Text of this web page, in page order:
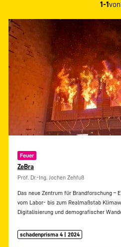
1-1von
Feuer
ZeBra
Prof. Dr.-Ing. Jochen Zehfuß
Das neue Zentrum für Brandforschung –
vom Labor- bis zum Realmaßstab
Digitalisierung und demografischer
schadenprisma 4 | 2024